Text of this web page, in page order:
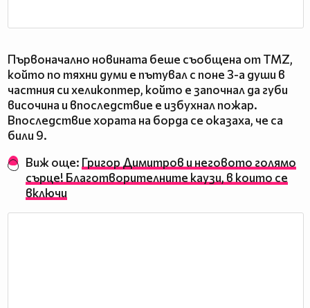
Първоначално новината беше съобщена от TMZ,
който по тяхни думи е пътувал с поне 3-а души в
частния си хеликоптер, който е започнал да губи
височина и впоследствие е избухнал пожар.
Впоследствие хората на борда се оказаха, че са
били 9.
Виж още: Григор Димитров и неговото голямо
сърце! Благотворителните каузи, в които се
включи